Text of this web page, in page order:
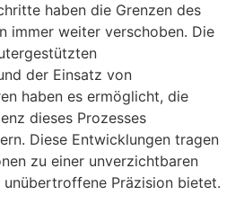
haben die Grenzen des
immer weiter verschoben. Die
der Einsatz von
haben es ermöglicht, die
dieses Prozesses
Diese Entwicklungen tragen
zu einer unverzichtbaren
Präzision bietet.